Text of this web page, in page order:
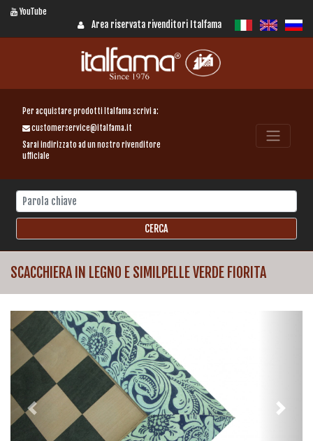
YouTube
Area riservata rivenditori Italfama
Per acquistare prodotti Italfama scrivi a:
customerservice@italfama.it
Sarai indirizzato ad un nostro rivenditore
ufficiale
SCACCHIERA IN LEGNO E SIMILPELLE VERDE FIORITA
Previous Next